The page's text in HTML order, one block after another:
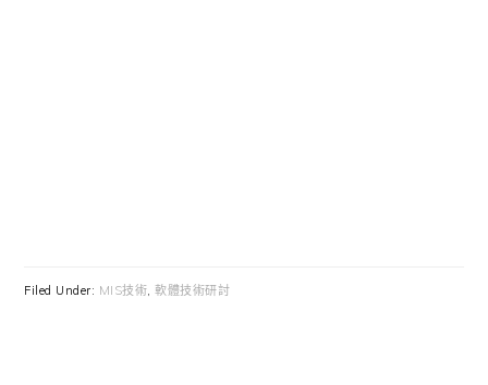
Filed Under: MIS技術,軟體技術研討